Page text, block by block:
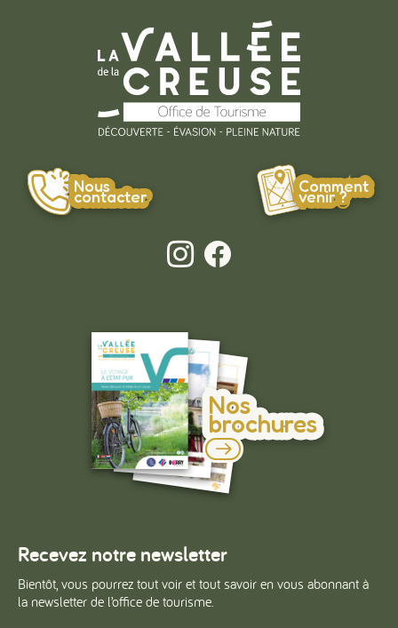
Nous
contacter
Comment
venir ?
Nos
brochures
Recevez notre newsletter
Bientôt, vous pourrez tout voir et tout savoir en vous abonnant à
la newsletter de l’office de tourisme.